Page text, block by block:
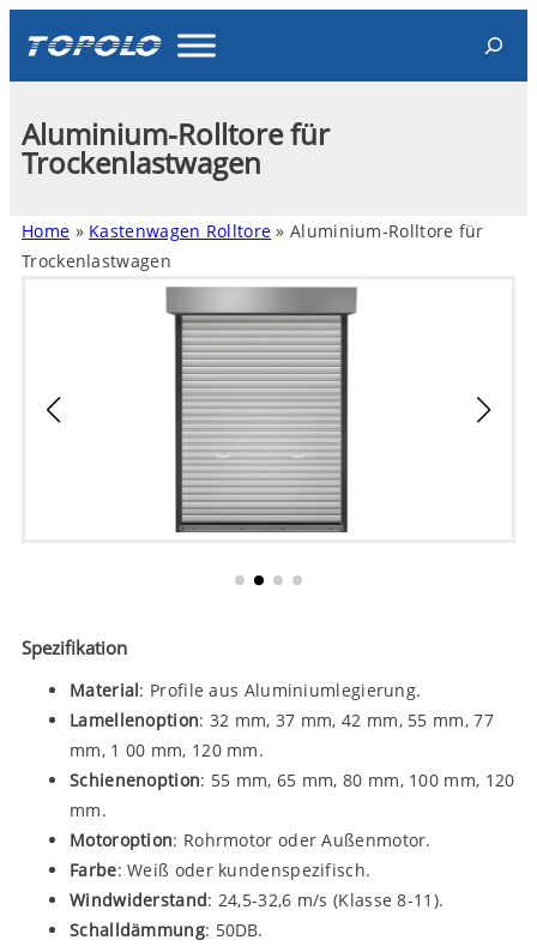
Search
Aluminium-Rolltore für
Trockenlastwagen
Home » Kastenwagen Rolltore »Aluminium-Rolltore für
Trockenlastwagen
Spezifikation
Material: Profile aus Aluminiumlegierung.
Lamellenoption: 32 mm, 37 mm, 42 mm, 55 mm, 77
mm, 1 00 mm, 120 mm.
Schienenoption: 55 mm, 65 mm, 80 mm, 100 mm, 120
mm.
Motoroption: Rohrmotor oder Außenmotor.
Farbe: Weiß oder kundenspezifisch.
Windwiderstand: 24,5-32,6 m/s (Klasse 8-11).
Schalldämmung: 50DB.